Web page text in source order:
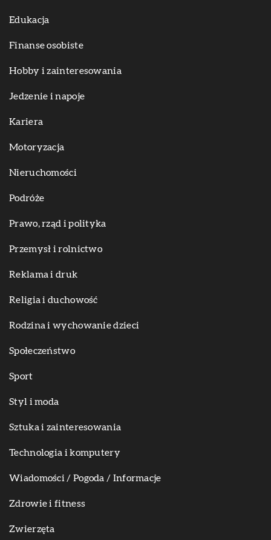
Edukacja
Finanse osobiste
Hobby i zainteresowania
Jedzenie i napoje
Kariera
Motoryzacja
Nieruchomości
Podróże
Prawo, rząd i polityka
Przemysł i rolnictwo
Reklama i druk
Religia i duchowość
Rodzina i wychowanie dzieci
Społeczeństwo
Sport
Styl i moda
Sztuka i zainteresowania
Technologia i komputery
Wiadomości / Pogoda / Informacje
Zdrowie i fitness
Zwierzęta